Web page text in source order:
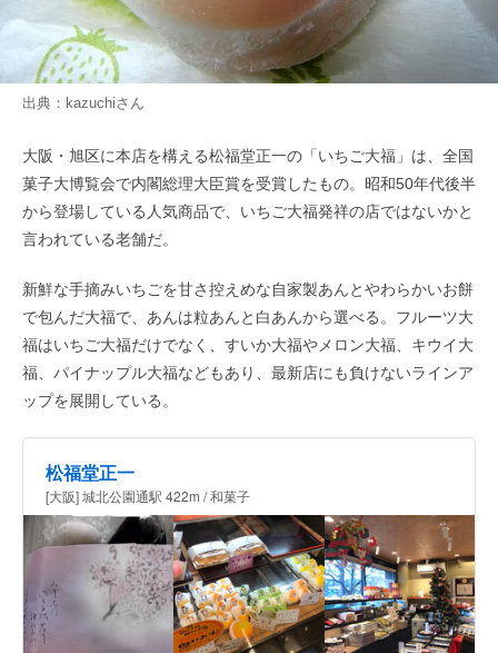
出典： kazuchiさん
大阪・旭区に本店を構える松福堂正一の「いちご大福」は、全国
菓子大博覧会で内閣総理大臣賞を受賞したもの。昭和50年代後半
から登場している人気商品で、いちご大福発祥の店ではないかと
言われている老舗だ。
新鮮な手摘みいちごを甘さ控えめな自家製あんとやわらかいお餅
で包んだ大福で、あんは粒あんと白あんから選べる。フルーツ大
福はいちご大福だけでなく、すいか大福やメロン大福、キウイ大
福、パイナップル大福などもあり、最新店にも負けないラインア
ップを展開している。
松福堂正一
[大阪] 城北公園通駅 422m / 和菓子